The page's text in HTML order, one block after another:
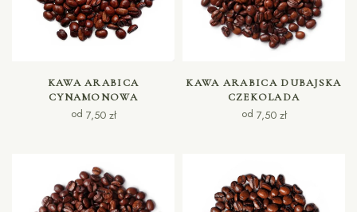
WYBIERZ OPCJE
KAWA ARABICA
CYNAMONOWA
od 7,50 zł
WYBIERZ OPCJE
KAWA ARABICA DUBAJSKA
CZEKOLADA
od 7,50 zł